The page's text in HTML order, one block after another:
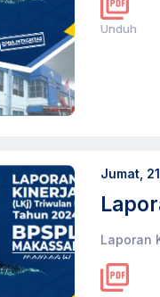
Unduh
Jumat,
Laporan